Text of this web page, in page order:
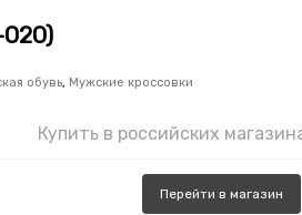
020)
обувь, Мужские кроссовки
Купить в российских
Перейти в магазин